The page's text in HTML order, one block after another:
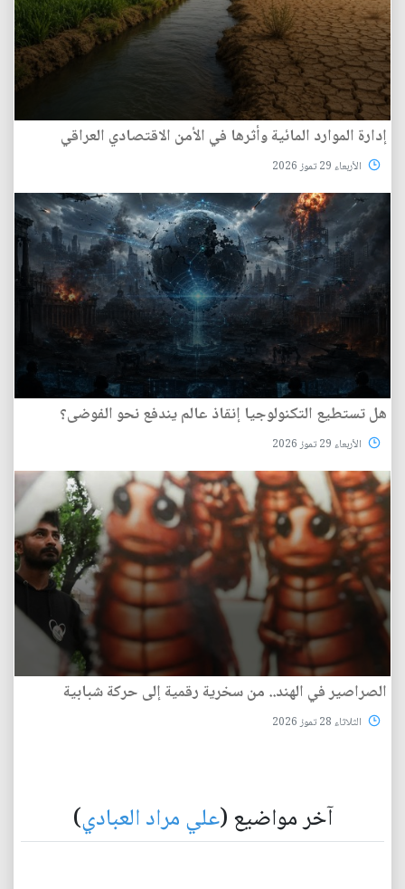
إدارة الموارد المائية وأثرها في الأمن الاقتصادي العراقي
الأربعاء 29 تموز 2026
هل تستطيع التكنولوجيا إنقاذ عالم يندفع نحو الفوضى؟
الأربعاء 29 تموز 2026
الصراصير في الهند.. من سخرية رقمية إلى حركة شبابية
الثلاثاء 28 تموز 2026
آخر مواضيع (علي مراد العبادي)